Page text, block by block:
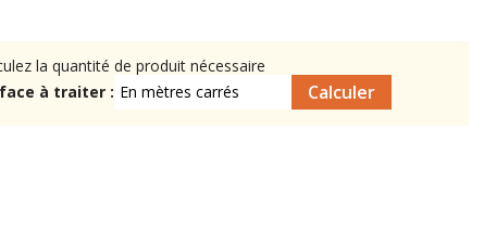
la quantité de produit nécessaire
à traiter :